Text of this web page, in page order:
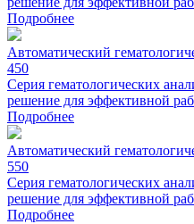
Подробнее
Автоматический
450
Cерия гематологических
решение для эффективной
Подробнее
Автоматический
550
Cерия гематологических
решение для эффективной
Подробнее